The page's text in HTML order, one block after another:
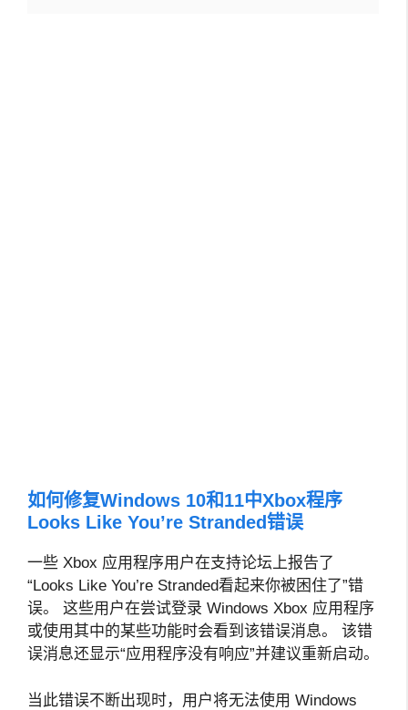
如何修复Windows 10和11中Xbox程序
Looks Like You’re Stranded错误
一些 Xbox 应用程序用户在支持论坛上报告了
“Looks Like You’re Stranded看起来你被困住了”错
误。 这些用户在尝试登录 Windows Xbox 应用程序
或使用其中的某些功能时会看到该错误消息。 该错
误消息还显示“应用程序没有响应”并建议重新启动。
当此错误不断出现时，用户将无法使用 Windows